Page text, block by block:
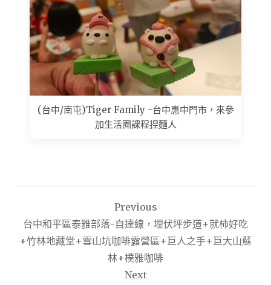
(台中/南屯)Tiger Family -台中惠中門市，來參
加生活圈課程捏麵人
章
導
Previous
台中和平區泰雅部落-自達線，埋伏坪步道+就柿好吃
+竹林地藏堂+雪山坑咖啡露營區+巨人之手+巨大山蘇
林+樸雅咖啡
Next